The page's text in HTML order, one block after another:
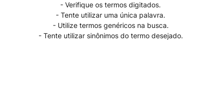
Verifique os termos digitados.
Tente utilizar uma única palavra.
Utilize termos genéricos na busca.
Tente utilizar sinônimos do termo desejado.